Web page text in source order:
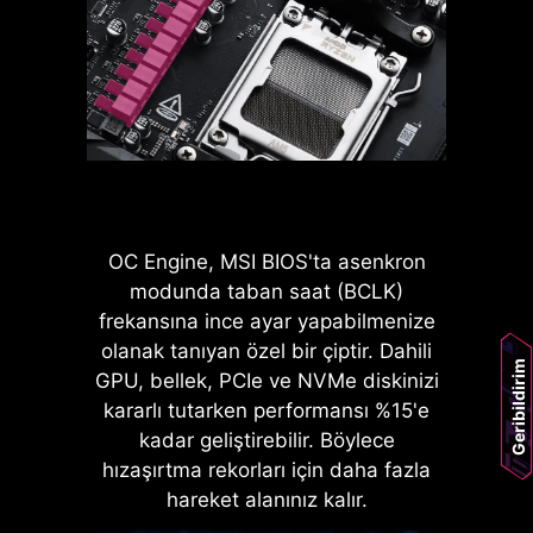
Geribildirim
OC Engine, MSI BIOS'ta asenkron
modunda taban saat (BCLK)
frekansına ince ayar yapabilmenize
olanak tanıyan özel bir çiptir. Dahili
GPU, bellek, PCIe ve NVMe diskinizi
kararlı tutarken performansı %15'e
kadar geliştirebilir. Böylece
hızaşırtma rekorları için daha fazla
hareket alanınız kalır.
azaltarak bellek performansını
optimize eder. 4 grup halinde
sunulan RAM zamanlama ayarı ile
kullanıcıya sahip olduğu bellek
modülleri ile en iyi konfigürasyonu
LATENCY KILLER
MSI anakartlarda 4-pin, 8-pin ve
24-pin güç konnektörlerinin tamamı
sağlam pinlerle üretilmiştir. Bu
SAĞLAM PINLI GÜÇ
KONNEKTÖRLERININ
AVANTAJLARI
Geliştirilmiş Kararlılık: Daha
geniş bir temas alanı sayesinde
daha kararlı güç iletimi sunar.
Düşük Empedans: Düşük
özdirenç sayesinde daha
verimli bir elektrik akışı sağlar.